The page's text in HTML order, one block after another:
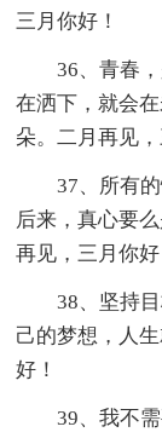
三月你好！
36、青春
在洒下，就会
朵。二月再见，
37、所有
后来，真心要
再见，三月你好
38、坚持
己的梦想，人
好！
39、我不